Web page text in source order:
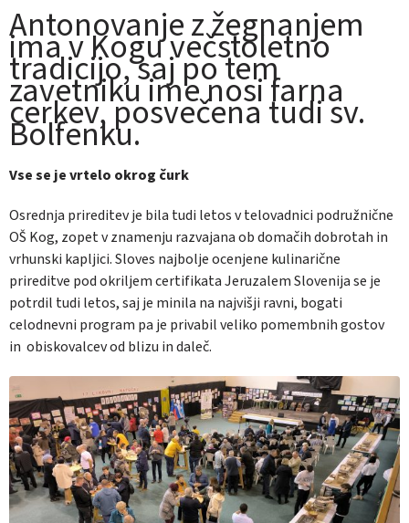
Antonovanje z žegnanjem
ima v Kogu večstoletno
tradicijo, saj po tem
zavetniku ime nosi farna
cerkev, posvečena tudi sv.
Bolfenku.
Vse se je vrtelo okrog čurk
Osrednja prireditev je bila tudi letos v telovadnici podružnične
OŠ Kog, zopet v znamenju razvajana ob domačih dobrotah in
vrhunski kapljici. Sloves najbolje ocenjene kulinarične
prireditve pod okriljem certifikata Jeruzalem Slovenija se je
potrdil tudi letos, saj je minila na najvišji ravni, bogati
celodnevni program pa je privabil veliko pomembnih gostov
in obiskovalcev od blizu in daleč.